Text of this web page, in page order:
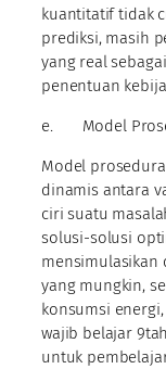
kuantitatif tidak
prediksi, masih
yang real
penentuan
e. Model
Model
dinamis antara
ciri suatu
solusi-solusi
mensimulasikan
yang mungkin,
konsumsi
wajib belajar
untuk